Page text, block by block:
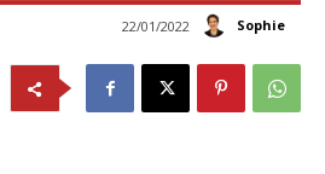
Sophie
22/01/2022